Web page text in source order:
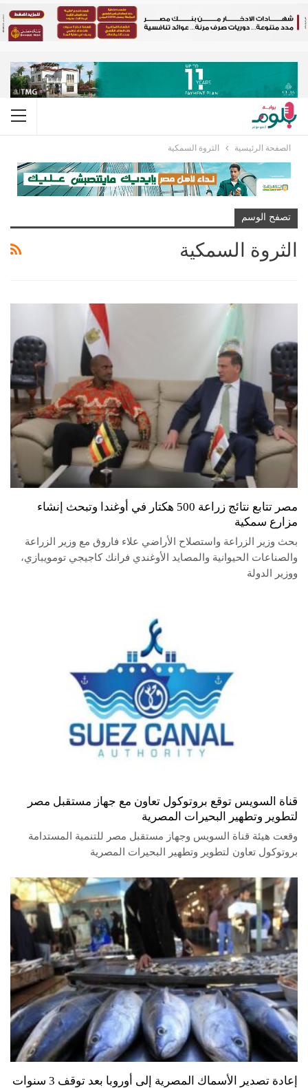
الصفحة الرئيسية الثروة السمكية
تصفح الوسم
الثروة السمكية
مصر تتابع نتائج زراعة 500 هكتار في أوغندا وتبحث إنشاء
مزارع سمكية
بحث وزير الزراعة واستصلاح الأراضي علاء فاروق مع وزير الزراعة
والصناعات الحيوانية والمصايد الأوغندي فرانك كاجيجي تومويبازي،
ووزير الدولة
قناة السويس توقع بروتوكول تعاون مع جهاز مستقبل مصر
لتطوير وتطهير البحيرات المصرية
وقعت هيئة قناة السويس وجهاز مستقبل مصر للتنمية المستدامة
بروتوكول تعاون لتطوير وتطهير البحيرات المصرية
إعادة تصدير الأسماك المصرية إلى أوروبا بعد توقف 3 سنوات